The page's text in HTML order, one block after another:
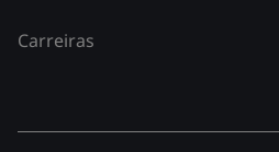
Carreiras